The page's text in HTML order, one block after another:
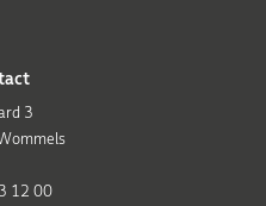
3
12 00